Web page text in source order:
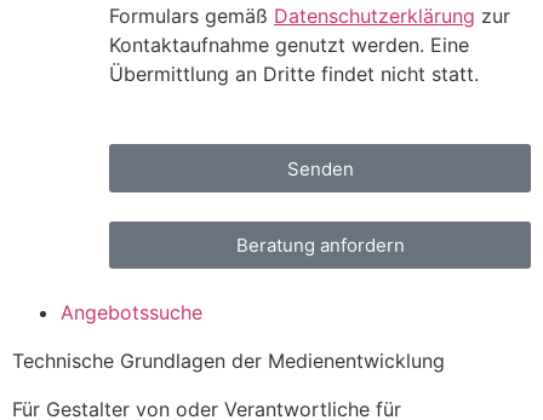
Formulars gemäß Datenschutzerklärung zur
Kontaktaufnahme genutzt werden. Eine
Übermittlung an Dritte findet nicht statt.
Senden
Beratung anfordern
Angebotssuche
Technische Grundlagen der Medienentwicklung
Für Gestalter von oder Verantwortliche für